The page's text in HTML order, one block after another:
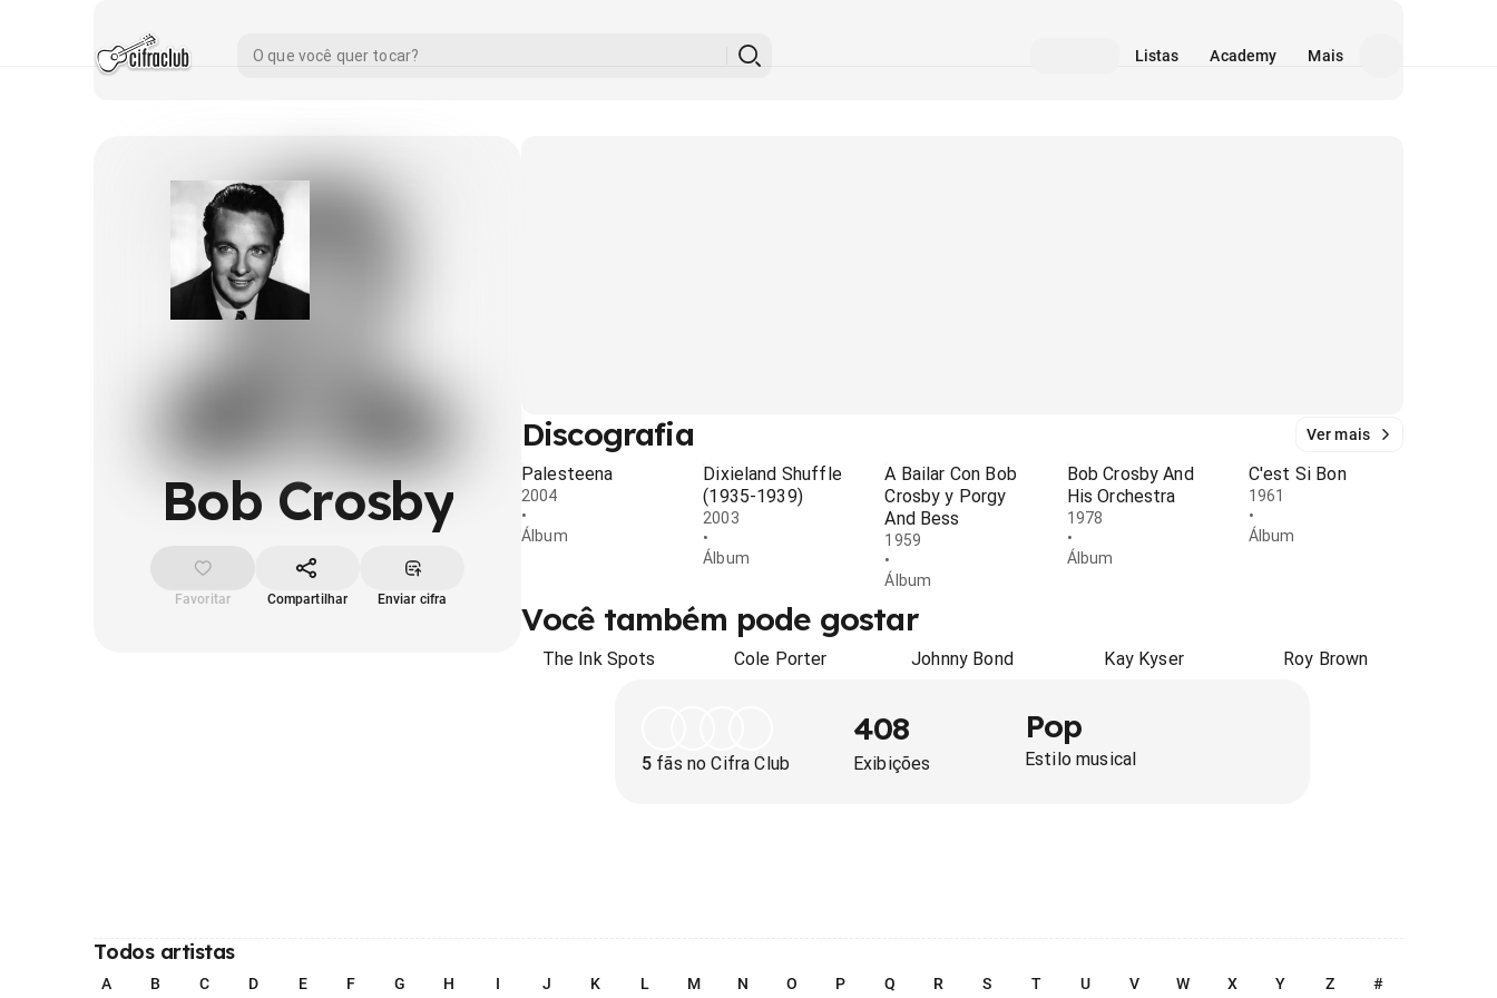
Listas Academy Mais
Bob Crosby
Favoritar Compartilhar Enviar cifra
Discografia Ver mais
Palesteena
2004
•
Álbum
Dixieland Shuffle
(1935-1939)
2003
•
Álbum
A Bailar Con Bob
Crosby y Porgy
And Bess
1959
•
Álbum
Bob Crosby And
His Orchestra
1978
•
Álbum
C'est Si Bon
1961
•
Álbum
Você também pode gostar
The Ink Spots Cole Porter Johnny Bond Kay Kyser Roy Brown
5 fãs no Cifra Club
408
Exibições
Pop
Estilo musical
Todos artistas
A B C D E F G H I J K L M N O P Q R S T U V W X Y Z #